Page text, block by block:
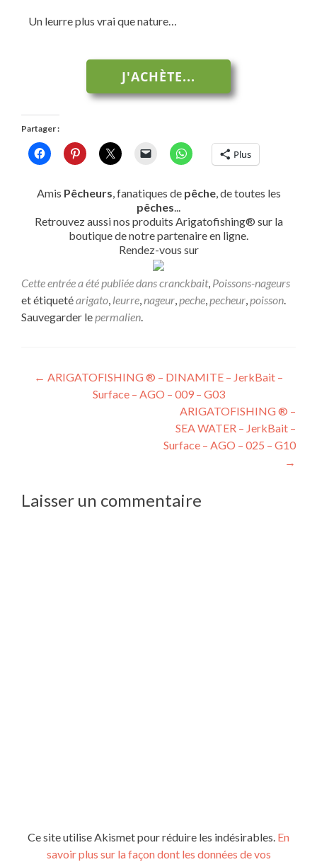
Un leurre plus vrai que nature…
J'ACHÈTE...
Partager :
Plus
Amis Pêcheurs, fanatiques de pêche, de toutes les
pêches...
Retrouvez aussi nos produits Arigatofishing® sur la
boutique de notre partenaire en ligne.
Rendez-vous sur
Cette entrée a été publiée danscranckbait, Poissons-nageurs
et étiquetéarigato, leurre,nageur,peche,pecheur,poisson.
Sauvegarder lepermalien.
← ARIGATOFISHING ® – DINAMITE – JerkBait –
Surface – AGO – 009 – G03
ARIGATOFISHING ® –
SEA WATER – JerkBait –
Surface – AGO – 025 – G10
→
Laisser un commentaire
Ce site utilise Akismet pour réduire les indésirables. En
savoir plus sur la façon dont les données de vos